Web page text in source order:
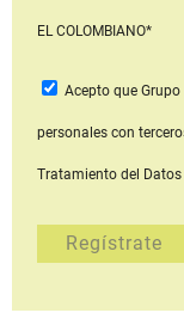
EL COLOMBIANO*
Acepto que Grupo
personales con
Tratamiento del Datos